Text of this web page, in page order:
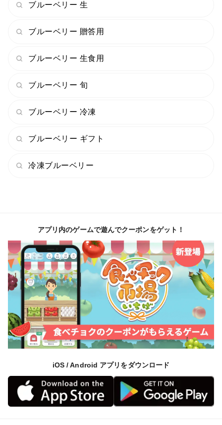
め、流通させるにはロスが多くでてしまいます。
「るりしずく」は冷凍だからこそ、棚もちを気にせ
みずみずしさと香り、甘さをたっぷり蓄えた実を、一粒
その結果、「るりしずく」は凍ってもフレッシュ感が残
のような、ジューシーで香り高い果実に仕上がっていま
■「るりしずく」という名前に込めた想い
深く澄んだ瑠璃色の果実と、口の中で広がるみずみずし
いしずく。
太陽の恵みをぎゅっと蓄えたような、自然からの贈りも
のをイメージして名付けました。
「るりしずく」は、2025年に誕生した新しいブラン
ド。
⸻
ブルーベリー 生
ブルーベリー 贈答用
ブルーベリー 生食用
ブルーベリー 旬
ブルーベリー 冷凍
ブルーベリー ギフト
冷凍ブルーベリー
アプリ内のゲームで遊んでクーポンをゲット！
iOS / Android アプリをダウンロード